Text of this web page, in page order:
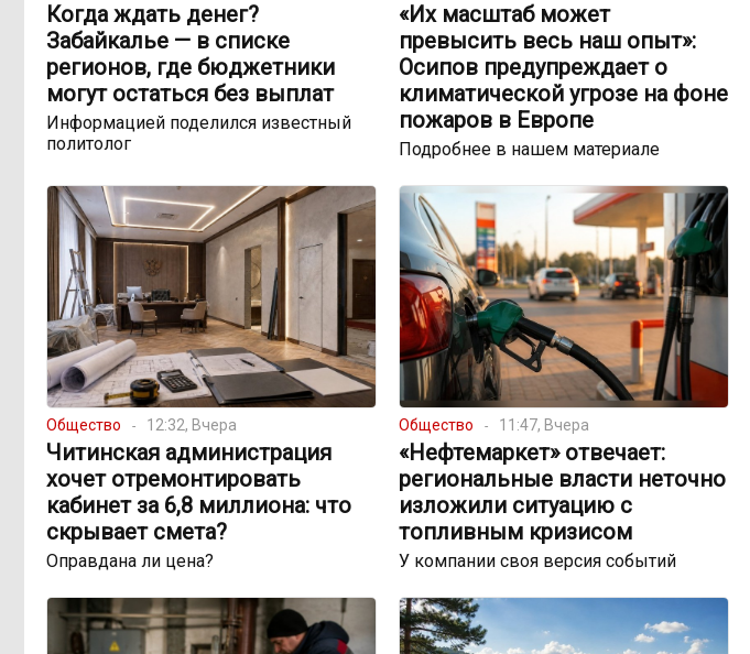
Когда ждать денег?
Забайкалье — в списке
регионов, где бюджетники
могут остаться без выплат
Информацией поделился известный
политолог
«Их масштаб может
превысить весь наш опыт»:
Осипов предупреждает о
климатической угрозе на фоне
пожаров в Европе
Подробнее в нашем материале
Общество 12:32, Вчера
Читинская администрация
хочет отремонтировать
кабинет за 6,8 миллиона: что
скрывает смета?
Оправдана ли цена?
Общество 11:47, Вчера
«Нефтемаркет» отвечает:
региональные власти неточно
изложили ситуацию с
топливным кризисом
У компании своя версия событий